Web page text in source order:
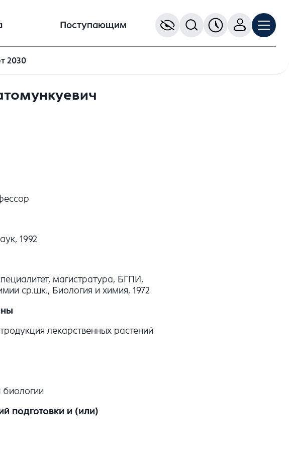
Поступающим
2030
1992
магистратура, БГПИ,
ср.шк., Биология и химия, 1972
лекарственных растений
подготовки и (или)